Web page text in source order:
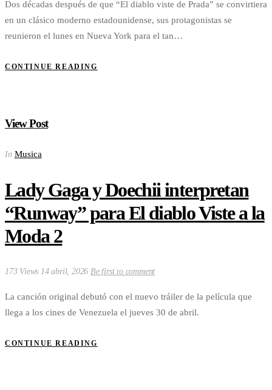
Dos décadas después de que “El diablo viste de Prada” se convirtiera
en un clásico moderno estadounidense, sus protagonistas se
reunieron el lunes en Nueva York para el tan…
CONTINUE READING
View Post
In Musica
Lady Gaga y Doechii interpretan
“Runway” para El diablo Viste a la
Moda 2
173 Views 14 abril, 2026 Be first to comment
La canción original debutó con el nuevo tráiler de la película que
llega a los cines de Venezuela el jueves 30 de abril.
CONTINUE READING